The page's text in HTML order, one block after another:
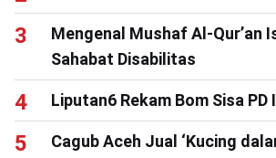
Mengenal Mushaf Al-Qur’an
Sahabat Disabilitas
Liputan6 Rekam Bom Sisa PD
Cagub Aceh Jual ‘Kucing